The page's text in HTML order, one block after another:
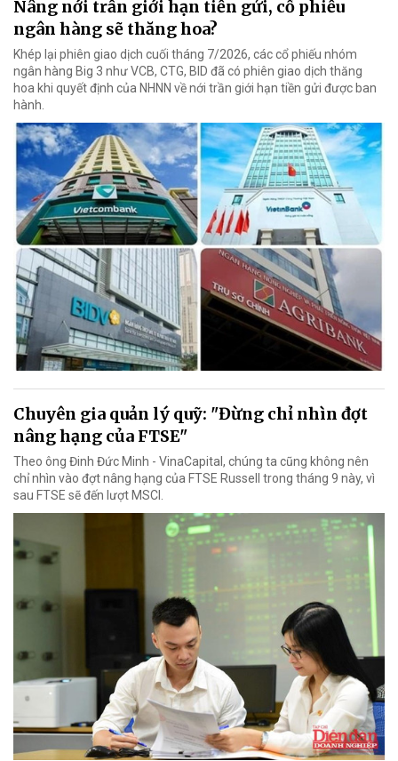
Nâng nới trần giới hạn tiền gửi, cổ phiếu
ngân hàng sẽ thăng hoa?
Khép lại phiên giao dịch cuối tháng 7/2026, các cổ phiếu nhóm
ngân hàng Big 3 như VCB, CTG, BID đã có phiên giao dịch thăng
hoa khi quyết định của NHNN về nới trần giới hạn tiền gửi được ban
hành.
Chuyên gia quản lý quỹ: "Đừng chỉ nhìn đợt
nâng hạng của FTSE"
Theo ông Đinh Đức Minh - VinaCapital, chúng ta cũng không nên
chỉ nhìn vào đợt nâng hạng của FTSE Russell trong tháng 9 này, vì
sau FTSE sẽ đến lượt MSCI.